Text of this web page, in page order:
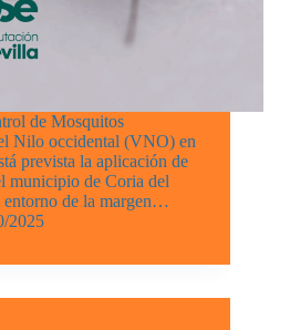
de Mosquitos
Nilo occidental (VNO) en
prevista la aplicación de
municipio de Coria del
entorno de la margen…
2025